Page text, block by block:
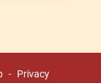
Privacy